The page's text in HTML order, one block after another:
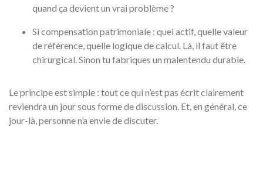
quand ça devient un vrai problème ?
Si compensation patrimoniale : quel actif, quelle valeur
de référence, quelle logique de calcul. Là, il faut être
chirurgical. Sinon tu fabriques un malentendu durable.
Le principe est simple : tout ce qui n’est pas écrit clairement
reviendra un jour sous forme de discussion. Et, en général, ce
jour-là, personne n’a envie de discuter.